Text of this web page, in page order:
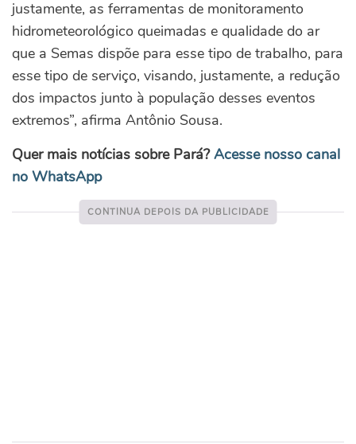
justamente, as ferramentas de monitoramento
hidrometeorológico queimadas e qualidade do ar
que a Semas dispõe para esse tipo de trabalho, para
esse tipo de serviço, visando, justamente, a redução
dos impactos junto à população desses eventos
extremos”, afirma Antônio Sousa.
Quer mais notícias sobre Pará? Acesse nosso canal
no WhatsApp